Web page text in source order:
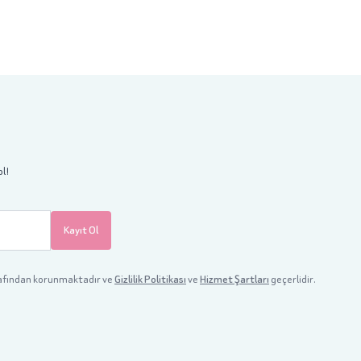
Kayıt Ol
korunmaktadır veGizlilik PolitikasıveHizmet Şartları geçerlidir.